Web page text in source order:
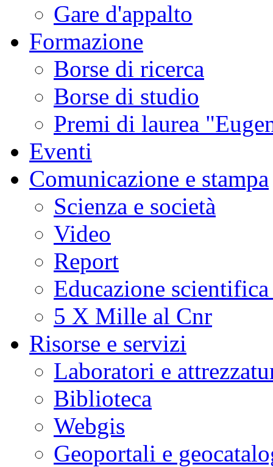
Gare d'appalto
Formazione
Borse di ricerca
Borse di studio
Premi di laurea
Eventi
Comunicazione e stampa
Scienza e società
Video
Report
Educazione
5 X Mille al Cnr
Risorse e servizi
Laboratori e
Biblioteca
Webgis
Geoportali e